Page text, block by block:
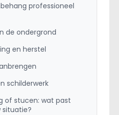
professioneel
de ondergrond
en herstel
schilderwerk
of stucen: wat past
situatie?